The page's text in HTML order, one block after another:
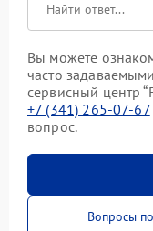
Вы можете
часто
сервисный центр
+7 (341) 265-07-67
вопрос.
Вопросы